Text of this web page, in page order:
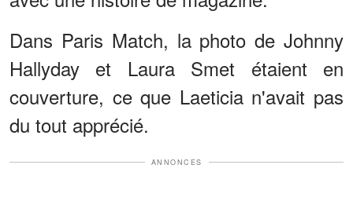
Dans Paris Match, la photo de Johnny
Hallyday et Laura Smet étaient en
couverture, ce que Laeticia n'avait pas
du tout apprécié.
ANNONCES